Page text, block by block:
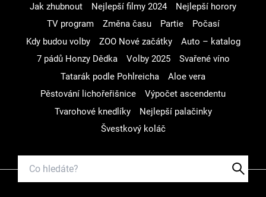
Jak zhubnout Nejlepší filmy 2024
Nejlepší horory
TV program
Změna času Partie
Počasí
Kdy budou volby
ZOO Nové začátky
Auto – katalog
7 pádů Honzy Dědka
Volby 2025
Svařené víno
Tatarák podle Pohlreicha
Aloe vera
Pěstování lichořeřišnice
Výpočet ascendentu
Tvarohové knedlíky
Nejlepší palačinky
Švestkový koláč